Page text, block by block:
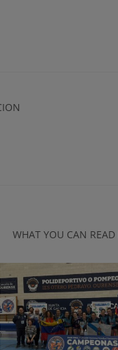
WHAT YOU CAN READ